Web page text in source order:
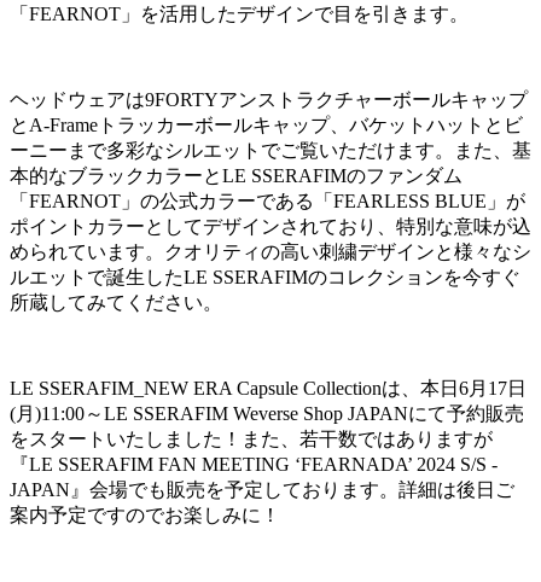
「FEARNOT」を活用したデザインで目を引きます。
ヘッドウェアは9FORTYアンストラクチャーボールキャップ
とA-Frameトラッカーボールキャップ、バケットハットとビ
ーニーまで多彩なシルエットでご覧いただけます。また、基
本的なブラックカラーとLE SSERAFIMのファンダム
「FEARNOT」の公式カラーである「FEARLESS BLUE」が
ポイントカラーとしてデザインされており、特別な意味が込
められています。クオリティの高い刺繍デザインと様々なシ
ルエットで誕生したLE SSERAFIMのコレクションを今すぐ
所蔵してみてください。
LE SSERAFIM_NEW ERA Capsule Collectionは、本日6月17日
(月)11:00～LE SSERAFIM Weverse Shop JAPANにて予約販売
をスタートいたしました！また、若干数ではありますが
『LE SSERAFIM FAN MEETING ‘FEARNADA’ 2024 S/S -
JAPAN』会場でも販売を予定しております。詳細は後日ご
案内予定ですのでお楽しみに！